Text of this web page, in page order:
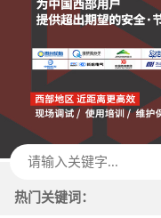
热门关键词：